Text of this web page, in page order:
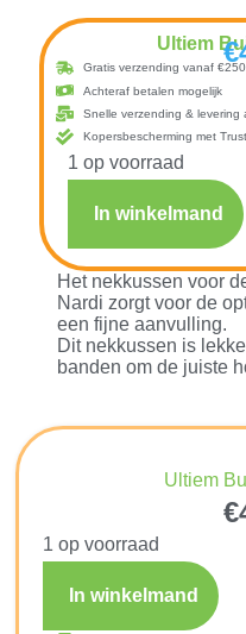
Ultiem €
Gratis verzending vanaf
Achteraf betalen mogelijk
Snelle verzending & levering
Kopersbescherming met
1 op voorraad
In winkelmand
Het nekkussen voor
Nardi zorgt voor de
een fijne aanvulling.
Dit nekkussen is
banden om de juiste
Ultiem
€
1 op voorraad
In winkelmand